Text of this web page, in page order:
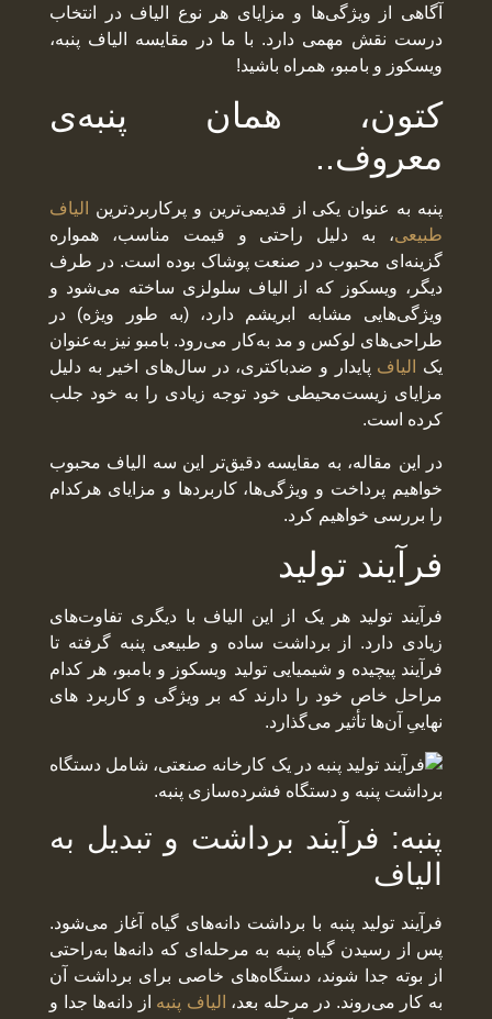
آگاهی از ویژگی‌ها و مزایای هر نوع الیاف در انتخاب
درست نقش مهمی دارد. با ما در مقایسه الیاف پنبه،
ویسکوز و بامبو، همراه باشید!
کتون، همان پنبه‌ی
معروف..
پنبه به عنوان یکی از قدیمی‌ترین و پرکاربردترین
الیاف
طبیعی، به دلیل راحتی و قیمت مناسب، همواره
گزینه‌ای محبوب در صنعت پوشاک بوده است. در طرف
دیگر، ویسکوز که از الیاف سلولزی ساخته می‌شود و
ویژگی‌هایی مشابه ابریشم دارد، (به طور ویژه) در
طراحی‌های لوکس و مد به‌کار می‌رود. بامبو نیز به‌عنوان
یک
الیاف پایدار و ضدباکتری، در سال‌های اخیر به دلیل
مزایای زیست‌محیطی خود توجه زیادی را به خود جلب
کرده است.
در این مقاله، به مقایسه دقیق‌تر این سه الیاف محبوب
خواهیم پرداخت و ویژگی‌ها، کاربردها و مزایای هرکدام
را بررسی خواهیم کرد.
فرآیند تولید
فرآیند تولید هر یک از این الیاف با دیگری تفاوت‌های
زیادی دارد. از برداشت ساده و طبیعی پنبه گرفته تا
فرآیند پیچیده و شیمیایی تولید ویسکوز و بامبو، هر کدام
مراحل خاص خود را دارند که بر ویژگی‌ و کاربرد های
نهاییِ آن‌ها تأثیر می‌گذارد.
پنبه: فرآیند برداشت و تبدیل به
الیاف
فرآیند تولید پنبه با برداشت دانه‌های گیاه آغاز می‌شود.
پس از رسیدن گیاه پنبه به مرحله‌ای که دانه‌ها به‌راحتی
از بوته جدا شوند، دستگاه‌های خاصی برای برداشت آن
به کار می‌روند. در مرحله بعد، الیاف پنبه از دانه‌ها جدا و